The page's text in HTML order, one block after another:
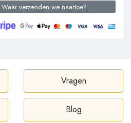
Waar verzenden we naartoe?
Vragen
Blog